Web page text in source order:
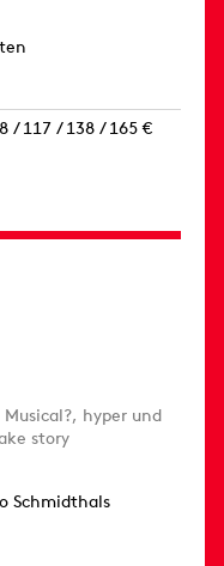
/ 117 / 138 / 165 €
Musical?, hyper und
story
Schmidthals